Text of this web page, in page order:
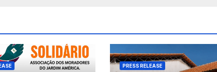
PRESS RELEASE